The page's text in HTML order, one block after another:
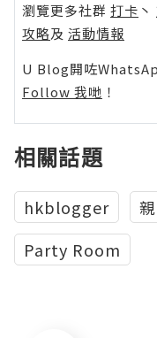
瀏覽更多社群 打卡 丶
攻略及 活動情報
U Blog開咗
Follow 我哋 ！
相關話題
hkblogger
Party Room